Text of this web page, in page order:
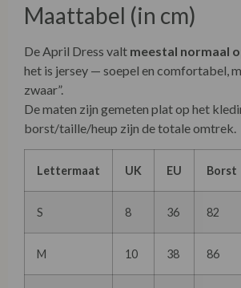
Maattabel (in cm)
De April Dress valt meestal normaal
het is jersey — soepel en comfortabel,
zwaar”.
De maten zijn gemeten plat op het
borst/taille/heup zijn de totale omtrek.
Lettermaat UK EU Borst
S 8 36 82
M 10 38 86